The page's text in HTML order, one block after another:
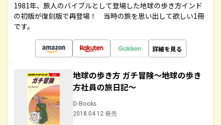
1981年、旅人のバイブルとして登場した地球の歩き方インド
の初版が復刻版で再登場！ 当時の旅を思い出して欲しい1冊
です。
詳細を見る
地球の歩き方 ガチ冒険～地球の歩き
方社員の旅日記～
D-Books
2018.04.12 発売